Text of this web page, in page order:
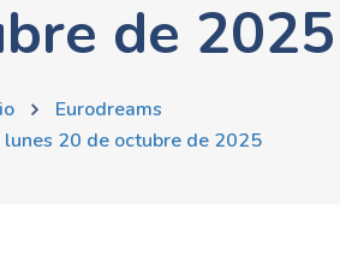
de 2025
Eurodreams
lunes 20 de octubre de 2025